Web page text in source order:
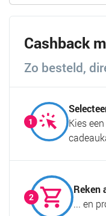
Cashback
Zo besteld,
Kies
Reken
... en